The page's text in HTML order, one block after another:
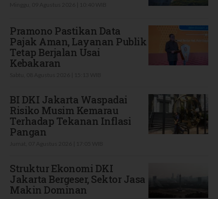
Pramono Pastikan Data
Pajak Aman, Layanan Publik
Tetap Berjalan Usai
Kebakaran
BI DKI Jakarta Waspadai
Risiko Musim Kemarau
Terhadap Tekanan Inflasi
Pangan
Struktur Ekonomi DKI
Jakarta Bergeser, Sektor Jasa
Makin Dominan